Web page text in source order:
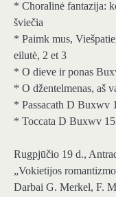
* Choralinė fantazija:
šviečia
* Paimk mus,
eilutė, 2 et 3
* O dieve ir ponas
* O džentelmenas, aš
* Passacath D Buxwv
* Toccata D Buxwv
Rugpjūčio 19 d.,
„Vokietijos
Darbai G. Merkel, F.